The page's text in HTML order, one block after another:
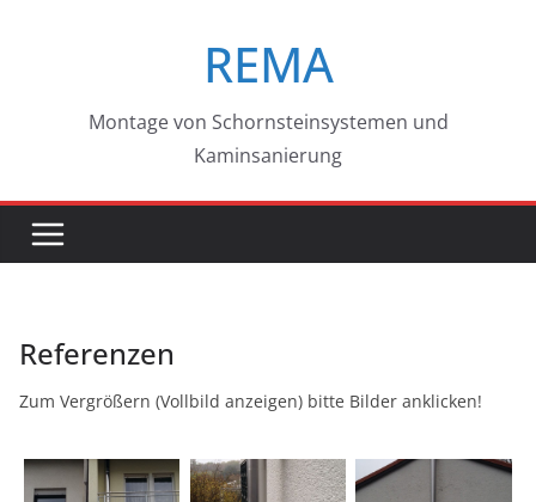
REMA
Montage von Schornsteinsystemen und
Kaminsanierung
Referenzen
Zum Vergrößern (Vollbild anzeigen) bitte Bilder anklicken!